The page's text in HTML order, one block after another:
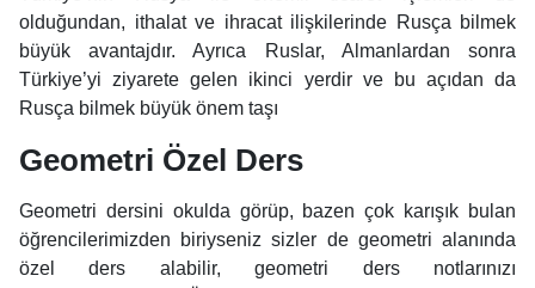
olduğundan, ithalat ve ihracat ilişkilerinde Rusça bilmek
büyük avantajdır. Ayrıca Ruslar, Almanlardan sonra
Türkiye’yi ziyarete gelen ikinci yerdir ve bu açıdan da
Rusça bilmek büyük önem taşı
Geometri Özel Ders
Geometri dersini okulda görüp, bazen çok karışık bulan
öğrencilerimizden biriyseniz sizler de geometri alanında
özel ders alabilir, geometri ders notlarınızı